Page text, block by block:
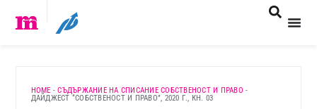
HOME -СЪДЪРЖАНИЕ НА СПИСАНИЕ СОБСТВЕНОСТ И ПРАВО -
ДАЙДЖЕСТ “СОБСТВЕНОСТ И ПРАВО”, 2020 Г., КН. 03